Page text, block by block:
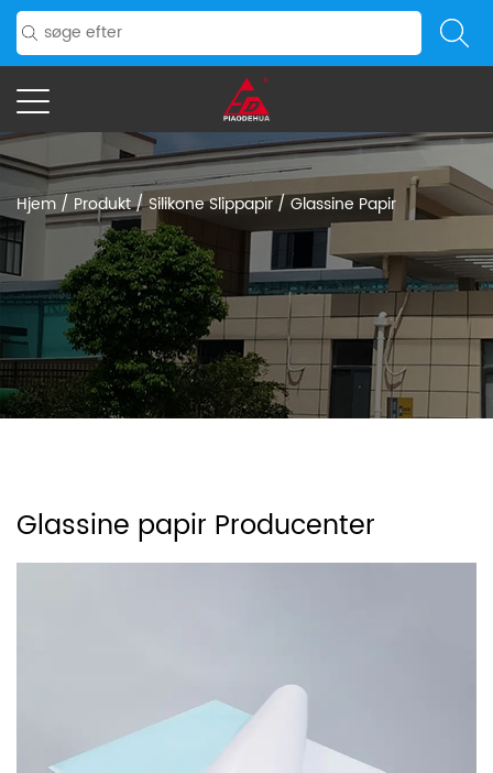
Hjem / Produkt/Silikone Slippapir/ Glassine Papir
Glassine papir Producenter